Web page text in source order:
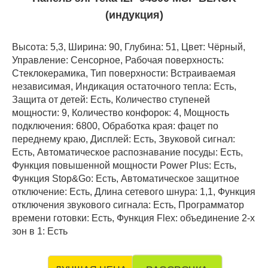
(индукция)
Высота: 5,3, Ширина: 90, Глубина: 51, Цвет: Чёрный,
Управление: Сенсорное, Рабочая поверхность:
Стеклокерамика, Тип поверхности: Встраиваемая
независимая, Индикация остаточного тепла: Есть,
Защита от детей: Есть, Количество ступеней
мощности: 9, Количество конфорок: 4, Мощность
подключения: 6800, Обработка края: фацет по
переднему краю, Дисплей: Есть, Звуковой сигнал:
Есть, Автоматическое распознавание посуды: Есть,
Функция повышенной мощности Power Plus: Есть,
Функция Stop&Go: Есть, Автоматическое защитное
отключение: Есть, Длина сетевого шнура: 1,1, Функция
отключения звукового сигнала: Есть, Программатор
времени готовки: Есть, Функция Flex: объединение 2-х
зон в 1: Есть